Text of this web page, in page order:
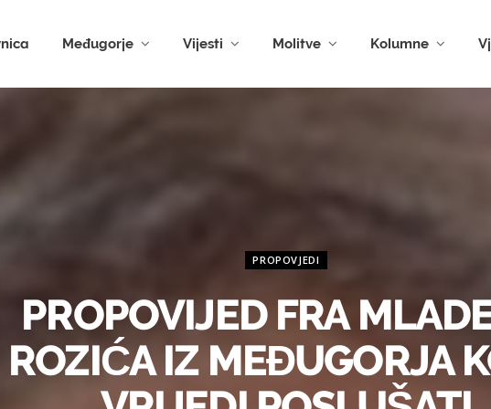
Međugorje Vijesti Molitve Kolumne
PROPOVJEDI
PROPOVIJED FRA
ROZIĆA IZ MEĐUGORJA